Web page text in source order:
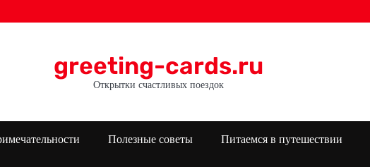
greeting-cards.ru
Открытки счастливых поездок
Полезные советы Питаемся в путешествии